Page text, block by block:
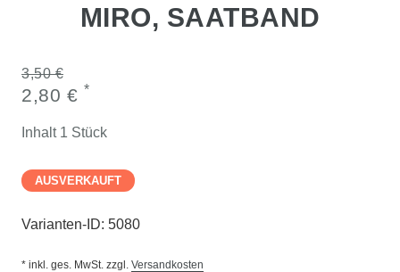
MIRO, SAATBAND
3,50 €
2,80 € *
Inhalt 1 Stück
AUSVERKAUFT
Varianten-ID: 5080
* inkl. ges. MwSt. zzgl. Versandkosten